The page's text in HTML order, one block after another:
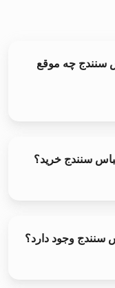
سنندج چه موقع
سنندج خرید؟
سنندج وجود دارد؟